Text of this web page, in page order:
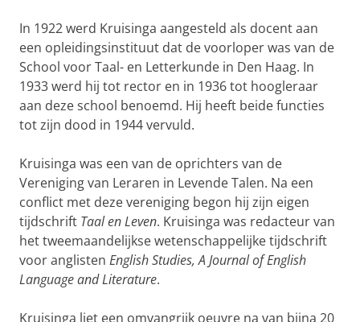
In 1922 werd Kruisinga aangesteld als docent aan
een opleidingsinstituut dat de voorloper was van de
School voor Taal- en Letterkunde in Den Haag. In
1933 werd hij tot rector en in 1936 tot hoogleraar
aan deze school benoemd. Hij heeft beide functies
tot zijn dood in 1944 vervuld.
Kruisinga was een van de oprichters van de
Vereniging van Leraren in Levende Talen. Na een
conflict met deze vereniging begon hij zijn eigen
tijdschrift Taal en Leven. Kruisinga was redacteur van
het tweemaandelijkse wetenschappelijke tijdschrift
voor anglisten English Studies, A Journal of English
Language and Literature.
Kruisinga liet een omvangrijk oeuvre na van bijna 20